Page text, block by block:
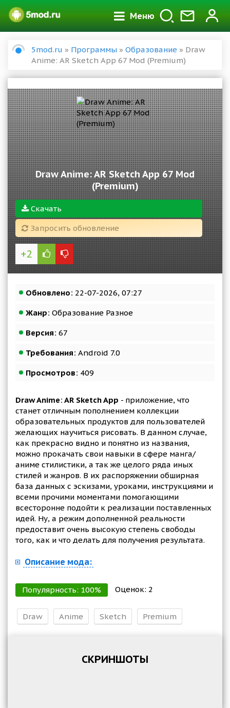
Меню
5mod.ru » Программы » Образование » Draw
Anime: AR Sketch App 67 Mod (Premium)
Draw Anime: AR Sketch App 67 Mod
(Premium)
Скачать
Запросить обновление
+2
Обновлено: 22-07-2026, 07:27
Жанр: Образование Разное
Версия: 67
Требования: Android 7.0
Просмотров: 409
Draw Anime: AR Sketch App - приложение, что
станет отличным пополнением коллекции
образовательных продуктов для пользователей
желающих научиться рисовать. В данном случае,
как прекрасно видно и понятно из названия,
можно прокачать свои навыки в сфере манга/
аниме стилистики, а так же целого ряда иных
стилей и жанров. В их распоряжении обширная
база данных с эскизами, уроками, инструкциями и
всеми прочими моментами помогающими
всесторонне подойти к реализации поставленных
идей. Ну, а режим дополненной реальности
предоставит очень высокую степень свободы
того, как и что делать для получения результата.
Описание мода:
Популярность: 100% Оценок: 2
Draw Anime Sketch Premium
СКРИНШОТЫ